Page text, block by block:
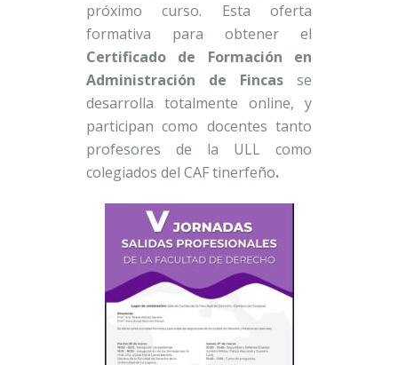
próximo curso. Esta oferta
formativa para obtener el
Certificado de Formación en
Administración de Fincas se
desarrolla totalmente online, y
participan como docentes tanto
profesores de la ULL como
colegiados del CAF tinerfeño.